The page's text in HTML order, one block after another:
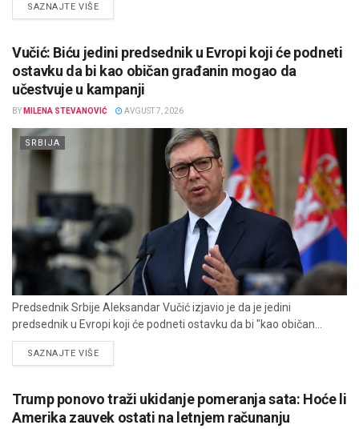
SAZNAJTE VIŠEDETAILS
Vučić: Biću jedini predsednik u Evropi koji će podneti
ostavku da bi kao običan građanin mogao da
učestvuje u kampanji
BY MILENA STEVANOVIĆ AVGUST 7, 2026
SRBIJA
Predsednik Srbije Aleksandar Vučić izjavio je da je jedini
predsednik u Evropi koji će podneti ostavku da bi "kao običan...
SAZNAJTE VIŠEDETAILS
Trump ponovo traži ukidanje pomeranja sata: Hoće li
Amerika zauvek ostati na letnjem računanju